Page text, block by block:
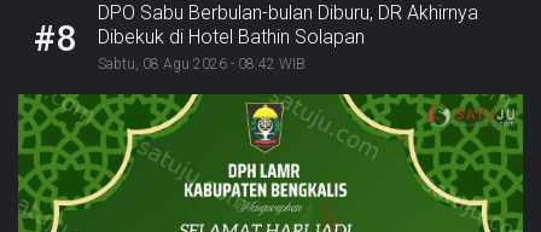
#8
DPO Sabu Berbulan-bulan Diburu, DR Akhirnya
Dibekuk di Hotel Bathin Solapan
Sabtu, 08 Agu 2026 - 08:42 WIB